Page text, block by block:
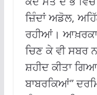
ਜ਼ਿੰਦਾਂ ਅਡੋਲ,
ਰਹੀਆਂ।
ਚਿਣ ਕੇ ਵੀ
ਸ਼ਹੀਦ ਕੀਤਾ
ਬਾਬਰਕਿਆਂ”